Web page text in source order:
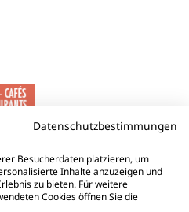
Datenschutzbestimmungen
Besucherdaten platzieren, um
Inhalte anzuzeigen und
zu bieten. Für weitere
Cookies öffnen Sie die